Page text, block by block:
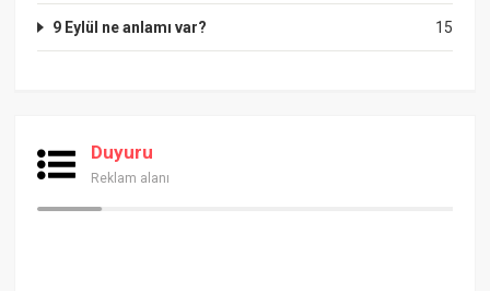
15
9 Eylül ne anlamı var?
Duyuru
Reklam alanı